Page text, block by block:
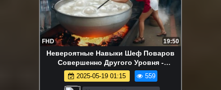
FHD 19:50
Невероятные Навыки Шеф Поваров
Совершенно Другого Уровня -
Мастерская Настроения
2025-05-19 01:15 559